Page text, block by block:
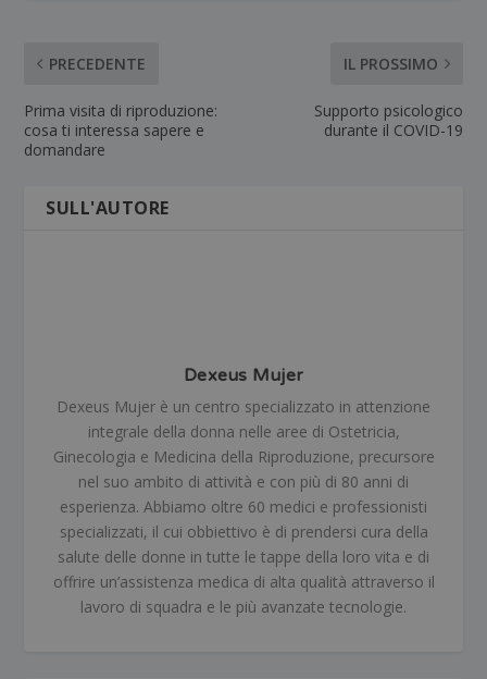
PRECEDENTE
Prima visita di riproduzione:
cosa ti interessa sapere e
domandare
IL PROSSIMO
Supporto psicologico
durante il COVID-19
SULL'AUTORE
Dexeus Mujer
Dexeus Mujer è un centro specializzato in attenzione
integrale della donna nelle aree di Ostetricia,
Ginecologia e Medicina della Riproduzione, precursore
nel suo ambito di attività e con più di 80 anni di
esperienza. Abbiamo oltre 60 medici e professionisti
specializzati, il cui obbiettivo è di prendersi cura della
salute delle donne in tutte le tappe della loro vita e di
offrire un’assistenza medica di alta qualità attraverso il
lavoro di squadra e le più avanzate tecnologie.